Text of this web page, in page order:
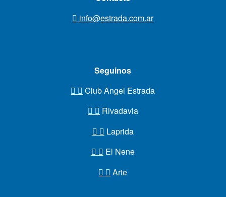
info@estrada.com.ar
Seguinos
Club Angel Estrada
Rivadavia
Laprida
El Nene
Arte